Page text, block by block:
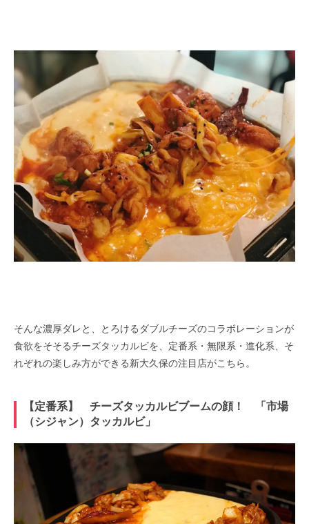
そんな濃厚ダレと、とろけるダブルチーズのコラボレーションが
食欲をそそるチーズタッカルビを、定番系・無限系・進化系、そ
れぞれの楽しみ方ができる新大久保の注目店がこちら。
【定番系】 チーズタッカルビブームの顔！ 「市場
（シジャン）タッカルビ」